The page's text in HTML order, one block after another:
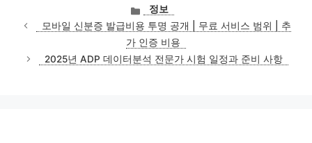
카
테
고
리
정보
모바일 신분증 발급비용 투명 공개 | 무료 서비스 범위 | 추
가 인증 비용
2025년 ADP 데이터분석 전문가 시험 일정과 준비 사항